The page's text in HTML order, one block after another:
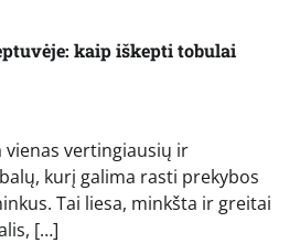
kaip iškepti tobulai
vienas vertingiausių ir
kurį galima rasti prekybos
Tai liesa, minkšta ir greitai
[…]